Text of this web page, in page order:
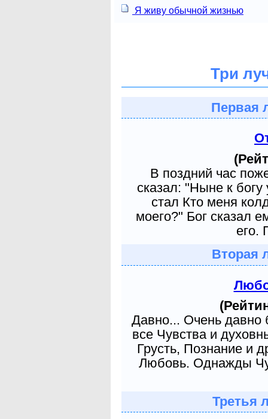
Я живу обычной жизнью
Три
Первая
В поздний час
сказал: "Ныне к
стал Кто меня
моего?" Бог сказал
его.
Вторая
Давно... Очень давно
все Чувства и
Грусть, Познание и
Любовь. Однажды
Третья